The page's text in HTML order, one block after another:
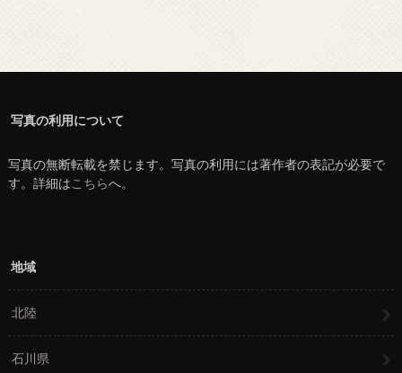
写真の利用について
写真の無断転載を禁じます。写真の利用には著作者の表記が必要で
す。詳細はこちらへ。
地域
北陸
石川県